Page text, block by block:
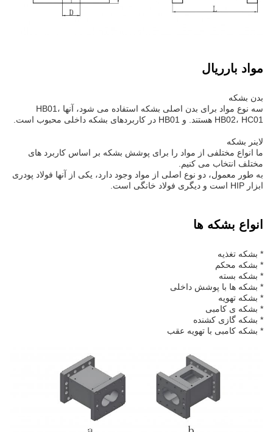
مواد بارریال
بدن بشکه
سه نوع مواد برای بدن اصلی بشکه استفاده می شود، آنها HB01،
HB02، HC01 هستند. و HB01 در کاربردهای بشکه داخلی محبوب است.
لاینر بشکه
ما انواع مختلفی از مواد را برای پوشش بشکه بر اساس کاربرد های
مختلف انتخاب می کنیم.
به طور معمول، دو نوع اصلی از مواد وجود دارد، یکی از آنها فولاد پودری
ابزار HIP است و دیگری فولاد خانگی است.
انواع بشکه ها
* بشکه تغذیه
* بشکه محکم
* بشکه بسته
* بشکه ها با پوشش داخلی
* بشکه تهویه
* بشکه ی کامبی
* بشکه گازی کشنده
* بشکه کامبی با تهویه عقب